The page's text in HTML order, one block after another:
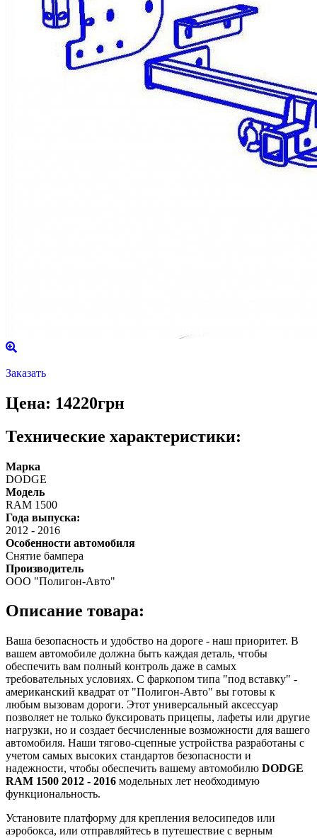
Заказать
Цена: 14220грн
Технические характеристики:
Марка
DODGE
Модель
RAM 1500
Года выпуска:
2012 - 2016
Особенности автомобиля
Снятие бампера
Производитель
ООО "Полигон-Авто"
Описание товара:
Ваша безопасность и удобство на дороге - наш приоритет. В
вашем автомобиле должна быть каждая деталь, чтобы
обеспечить вам полный контроль даже в самых
требовательных условиях. С фаркопом типа "под вставку" -
американский квадрат от "Полигон-Авто" вы готовы к
любым вызовам дороги. Этот универсальный аксессуар
позволяет не только буксировать прицепы, лафеты или другие
нагрузки, но и создает бесчисленные возможности для вашего
автомобиля. Наши тягово-сцепные устройства разработаны с
учетом самых высоких стандартов безопасности и
надежности, чтобы обеспечить вашему автомобилю DODGE
RAM 1500 2012 - 2016 модельных лет необходимую
функциональность.
Установите платформу для крепления велосипедов или
аэробокса, или отправляйтесь в путешествие с верным